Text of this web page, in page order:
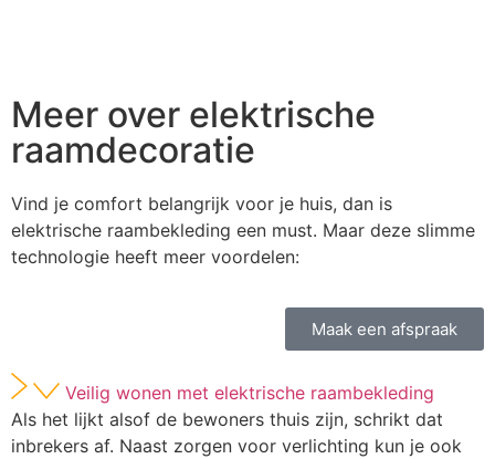
Meer over elektrische
raamdecoratie
Vind je comfort belangrijk voor je huis, dan is
elektrische raambekleding een must. Maar deze slimme
technologie heeft meer voordelen:
Maak een afspraak
Veilig wonen met elektrische raambekleding
Als het lijkt alsof de bewoners thuis zijn, schrikt dat
inbrekers af. Naast zorgen voor verlichting kun je ook